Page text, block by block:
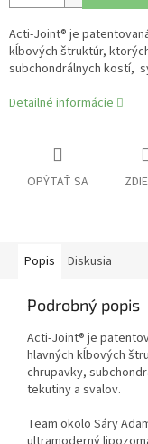
Acti-Joint® je
kĺbových štruktúr,
subchondrálnych kostí,
Detailné informácie
OPÝTAŤ SA
Popis Diskusia
Podrobný popis
Acti-Joint® je
hlavných kĺbových
chrupavky,
tekutiny a svalov.
Team okolo Sáry